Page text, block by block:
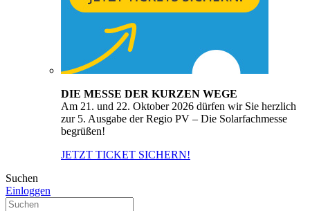
DIE MESSE DER KURZEN WEGE
Am 21. und 22. Oktober 2026 dürfen wir Sie herzlich
zur 5. Ausgabe der Regio PV – Die Solarfachmesse
begrüßen!
JETZT TICKET SICHERN!
Suchen
Einloggen